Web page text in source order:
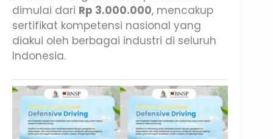
dimulai dari Rp 3.000.000, mencakup
sertifikat kompetensi nasional yang
diakui oleh berbagai industri di seluruh
Indonesia.